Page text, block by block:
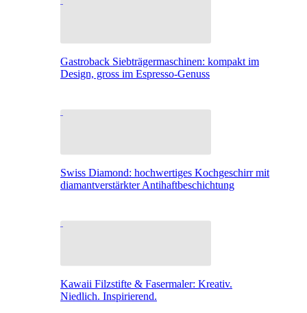
Gastroback Siebträgermaschinen: kompakt im
Design, gross im Espresso-Genuss
Swiss Diamond: hochwertiges Kochgeschirr mit
diamantverstärkter Antihaftbeschichtung
Kawaii Filzstifte & Fasermaler: Kreativ.
Niedlich. Inspirierend.